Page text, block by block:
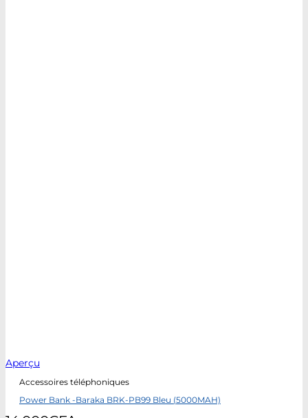
Aperçu
Accessoires téléphoniques
Power Bank -Baraka BRK-PB99 Bleu (5000MAH)